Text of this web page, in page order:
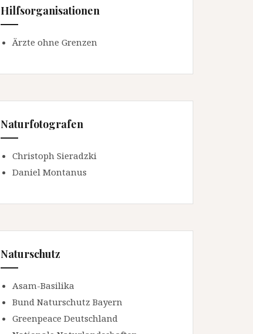
Hilfsorganisationen
Ärzte ohne Grenzen
Naturfotografen
Christoph Sieradzki
Daniel Montanus
Naturschutz
Asam-Basilika
Bund Naturschutz Bayern
Greenpeace Deutschland